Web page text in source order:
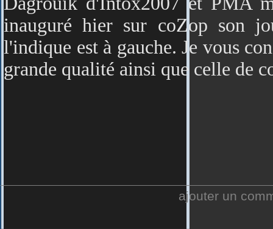
inauguré hier sur coZop son
l'indique est à gauche. Je vous
grande qualité ainsi que celle de
ajouter un